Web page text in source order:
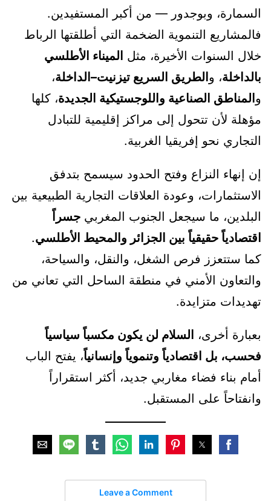
السمارة، وبوجدور — من أكبر المستفيدين.
فالمشاريع التنموية الضخمة التي أطلقتها الرباط
خلال السنوات الأخيرة، مثل الميناء الأطلسي
بالداخلة، و الطريق السريع تيزنيت–الداخلة،
و المناطق الصناعية واللوجستيكية الجديدة، كلها
مؤهلة لأن تتحول إلى مراكز إقليمية للتبادل
التجاري نحو إفريقيا الغربية.
إن إنهاء النزاع وفتح الحدود سيسمح بتدفق
الاستثمارات، وعودة العلاقات التجارية الطبيعية بين
البلدين، ما سيجعل الجنوب المغربي جسراً
اقتصادياً حقيقياً بين الجزائر والمحيط الأطلسي.
كما ستتعزز فرص الشغل، والنقل، والسياحة،
والتعاون الأمني في منطقة الساحل التي تعاني من
تهديدات متزايدة.
بعبارة أخرى،
السلام لن يكون مكسباً سياسياً
فحسب، بل اقتصادياً وتنموياً وإنسانياً، يفتح الباب
أمام بناء فضاء مغاربي جديد، أكثر استقراراً
وانفتاحاً على المستقبل.
Leave a Comment